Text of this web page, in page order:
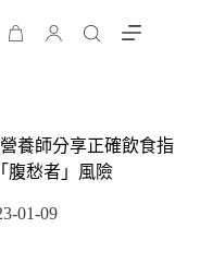
養師分享正確飲食指
腹愁者」風險
01-09